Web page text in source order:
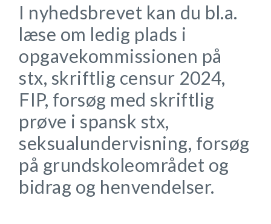
I nyhedsbrevet kan du bl.a.
læse om ledig plads i
opgavekommissionen på
stx, skriftlig censur 2024,
FIP, forsøg med skriftlig
prøve i spansk stx,
seksualundervisning, forsøg
på grundskoleområdet og
bidrag og henvendelser.